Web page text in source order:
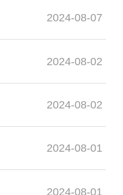
2024-08-07
2024-08-02
2024-08-02
2024-08-01
2024-08-01